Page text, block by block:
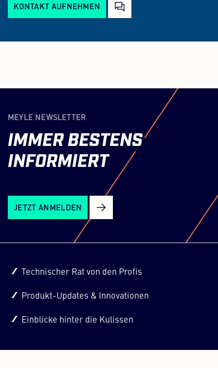
KONTAKT AUFNEHMEN
MEYLE NEWSLETTER
IMMER BESTENS
INFORMIERT
JETZT ANMELDEN
Technischer Rat von den Profis
Produkt-Updates & Innovationen
Einblicke hinter die Kulissen